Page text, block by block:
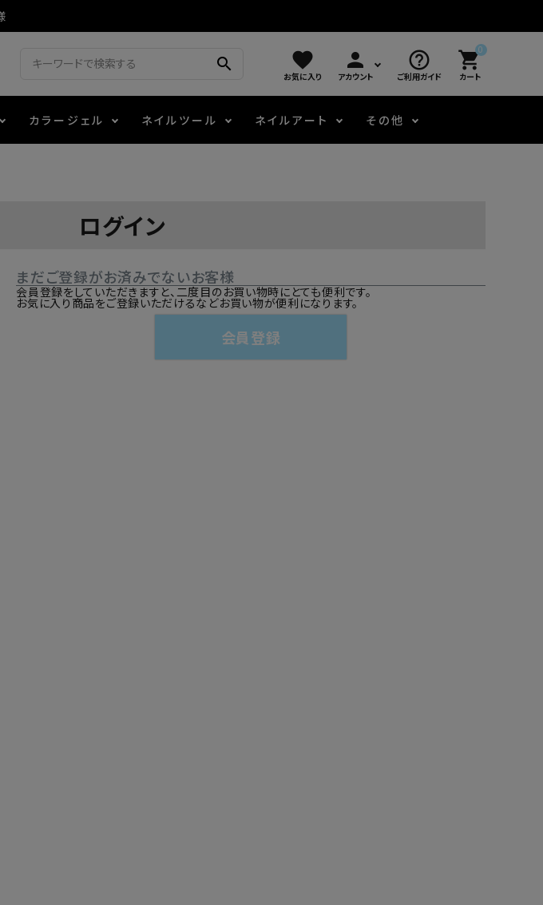
search favorite
お気に入り
person
アカウント
help_outline
ご利用ガイド
0
shopping_cart
カート
カラージェル
マグネティフラッシュジェル
テラコッタジェル ニュアンスジェル
エメナコラボジェル
ネイルツール
チャート・チップ関連
その他施術アイテム
ネイルアート
レジン・モールド
その他
ログイン
まだご登録がお済みでないお客様
会員登録をしていただきますと、二度目のお買い物時にとても便利です。
お気に入り商品をご登録いただけるなどお買い物が便利になります。
会員登録